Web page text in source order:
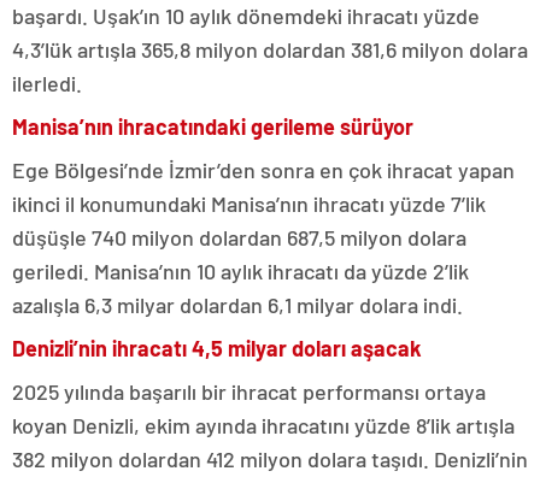
başardı. Uşak’ın 10 aylık dönemdeki ihracatı yüzde
4,3’lük artışla 365,8 milyon dolardan 381,6 milyon dolara
ilerledi.
Manisa’nın ihracatındaki gerileme sürüyor
Ege Bölgesi’nde İzmir’den sonra en çok ihracat yapan
ikinci il konumundaki Manisa’nın ihracatı yüzde 7’lik
düşüşle 740 milyon dolardan 687,5 milyon dolara
geriledi. Manisa’nın 10 aylık ihracatı da yüzde 2’lik
azalışla 6,3 milyar dolardan 6,1 milyar dolara indi.
Denizli’nin ihracatı 4,5 milyar doları aşacak
2025 yılında başarılı bir ihracat performansı ortaya
koyan Denizli, ekim ayında ihracatını yüzde 8’lik artışla
382 milyon dolardan 412 milyon dolara taşıdı. Denizli’nin